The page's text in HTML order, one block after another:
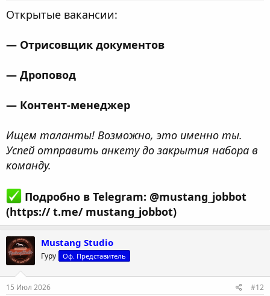
Открытые вакансии:
— Отрисовщик документов
— Дроповод
— Контент-менеджер
Ищем таланты! Возможно, это именно ты.
Успей отправить анкету до закрытия набора в
команду.
Подробно в Telegram: @mustang_jobbot
(https:// t.me/ mustang_jobbot)
Mustang Studio
Гуру Оф. Представитель
15 Июл 2026 #12